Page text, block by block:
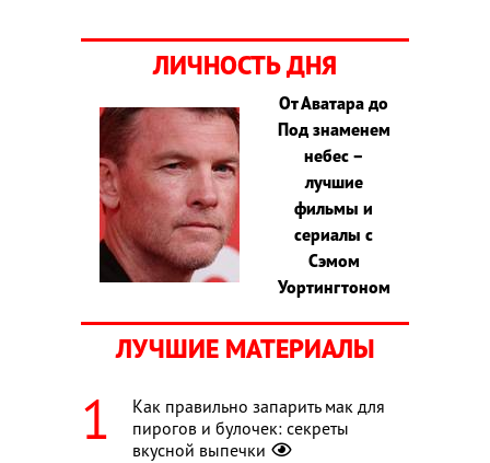
ЛИЧНОСТЬ ДНЯ
От Аватара до
Под знаменем
небес –
лучшие
фильмы и
сериалы с
Сэмом
Уортингтоном
ЛУЧШИЕ МАТЕРИАЛЫ
Как правильно запарить мак для
пирогов и булочек: секреты
вкусной выпечки